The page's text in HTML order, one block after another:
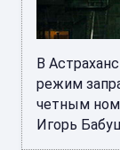
В
режим
четным
Игорь